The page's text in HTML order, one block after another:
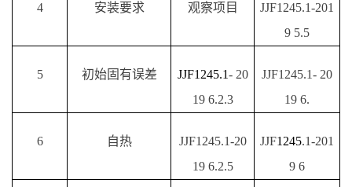
4 安装要求 观察项目
JJF1245.1-201
9 5.5
5 初始固有误差 JJF1245.1- 20
19 6.2.3
JJF1245.1- 20
19 6.
6 自热
JJF1245.1-20
19 6.2.5
JJF1245.1-201
9 6